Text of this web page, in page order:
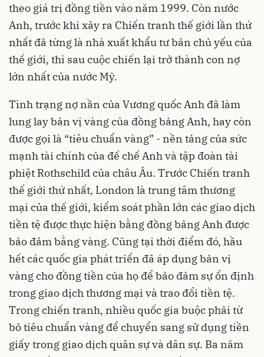
theo giá trị đồng tiền vào năm 1999. Còn nước
Anh, trước khi xảy ra Chiến tranh thế giới lần thứ
nhất đã từng là nhà xuất khẩu tư bản chủ yếu của
thế giới, thì sau cuộc chiến lại trở thành con nợ
lớn nhất của nước Mỹ.
Tình trạng nợ nần của Vương quốc Anh đã làm
lung lay bản vị vàng của đồng bảng Anh, hay còn
được gọi là “tiêu chuẩn vàng” - nền tảng của sức
mạnh tài chính của đế chế Anh và tập đoàn tài
phiệt Rothschild của châu Âu. Trước Chiến tranh
thế giới thứ nhất, London là trung tâm thương
mại của thế giới, kiểm soát phần lớn các giao dịch
tiền tệ được thực hiện bằng đồng bảng Anh được
bảo đảm bằng vàng. Cũng tại thời điểm đó, hầu
hết các quốc gia phát triển đã áp dụng bản vị
vàng cho đồng tiền của họ để bảo đảm sự ổn định
trong giao dịch thương mại và trao đổi tiền tệ.
Trong chiến tranh, nhiều quốc gia buộc phải từ
bỏ tiêu chuẩn vàng để chuyển sang sử dụng tiền
giấy trong giao dịch quân sự và dân sự. Ba năm